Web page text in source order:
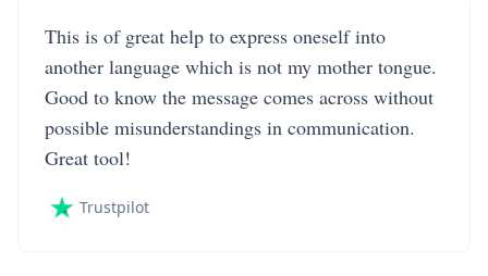
This is of great help to express oneself into
another language which is not my mother tongue.
Good to know the message comes across without
possible misunderstandings in communication.
Great tool!
Trustpilot